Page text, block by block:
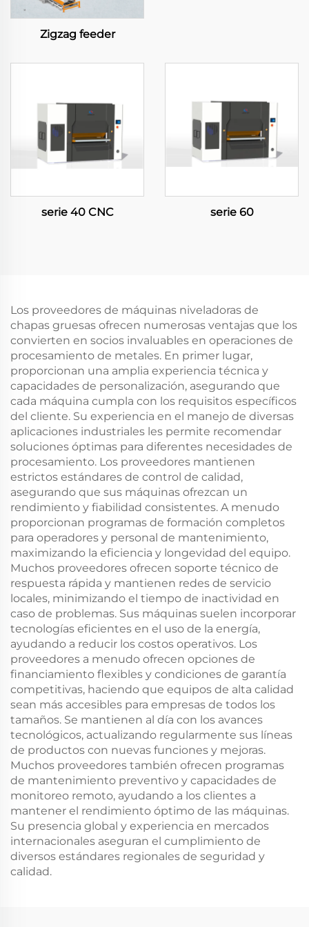
Zigzag feeder
serie 40 CNC serie 60
Los proveedores de máquinas niveladoras de
chapas gruesas ofrecen numerosas ventajas que los
convierten en socios invaluables en operaciones de
procesamiento de metales. En primer lugar,
proporcionan una amplia experiencia técnica y
capacidades de personalización, asegurando que
cada máquina cumpla con los requisitos específicos
del cliente. Su experiencia en el manejo de diversas
aplicaciones industriales les permite recomendar
soluciones óptimas para diferentes necesidades de
procesamiento. Los proveedores mantienen
estrictos estándares de control de calidad,
asegurando que sus máquinas ofrezcan un
rendimiento y fiabilidad consistentes. A menudo
proporcionan programas de formación completos
para operadores y personal de mantenimiento,
maximizando la eficiencia y longevidad del equipo.
Muchos proveedores ofrecen soporte técnico de
respuesta rápida y mantienen redes de servicio
locales, minimizando el tiempo de inactividad en
caso de problemas. Sus máquinas suelen incorporar
tecnologías eficientes en el uso de la energía,
ayudando a reducir los costos operativos. Los
proveedores a menudo ofrecen opciones de
financiamiento flexibles y condiciones de garantía
competitivas, haciendo que equipos de alta calidad
sean más accesibles para empresas de todos los
tamaños. Se mantienen al día con los avances
tecnológicos, actualizando regularmente sus líneas
de productos con nuevas funciones y mejoras.
Muchos proveedores también ofrecen programas
de mantenimiento preventivo y capacidades de
monitoreo remoto, ayudando a los clientes a
mantener el rendimiento óptimo de las máquinas.
Su presencia global y experiencia en mercados
internacionales aseguran el cumplimiento de
diversos estándares regionales de seguridad y
calidad.